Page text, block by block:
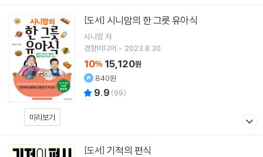
미리보기
[도서] 시니맘의 한 그릇 유아식
시니맘저
경향미디어
2023.8.30.
10% 15,120원
840원
9.9 (99)
[도서] 기적의 편식